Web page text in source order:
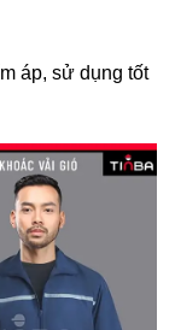
áp, sử dụng tốt